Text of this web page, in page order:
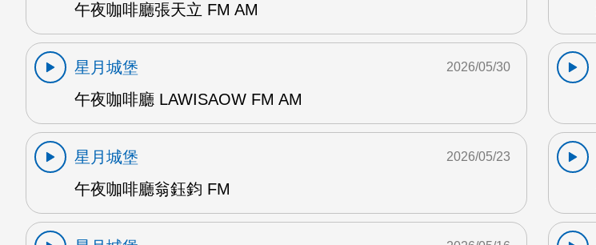
午夜咖啡廳張天立 FM AM
星月城堡
午夜咖啡廳 LAWISAOW FM AM
2026/05/30
星月城堡
午夜咖啡廳翁鈺鈞 FM
2026/05/23